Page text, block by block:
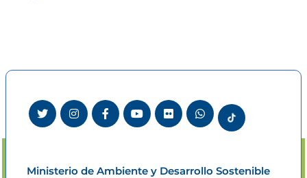
Ministerio de Ambiente y Desarrollo Sostenible